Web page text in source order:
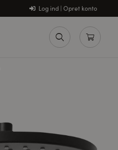
Log ind | Opret konto